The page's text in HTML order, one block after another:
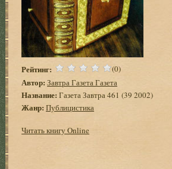
Рейтинг: (0)
Автор: Завтра Газета Газета
Название: Газета Завтра 461 (39 2002)
Жанр: Публицистика
Читать книгу Online